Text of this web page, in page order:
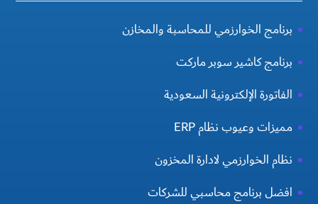
برنامج الخوارزمي للمحاسبة والمخازن
برنامج كاشير سوبر ماركت
الفاتورة الإلكترونية السعودية
مميزات وعيوب نظام ERP
نظام الخوارزمي لادارة المخزون
افضل برنامج محاسبي للشركات